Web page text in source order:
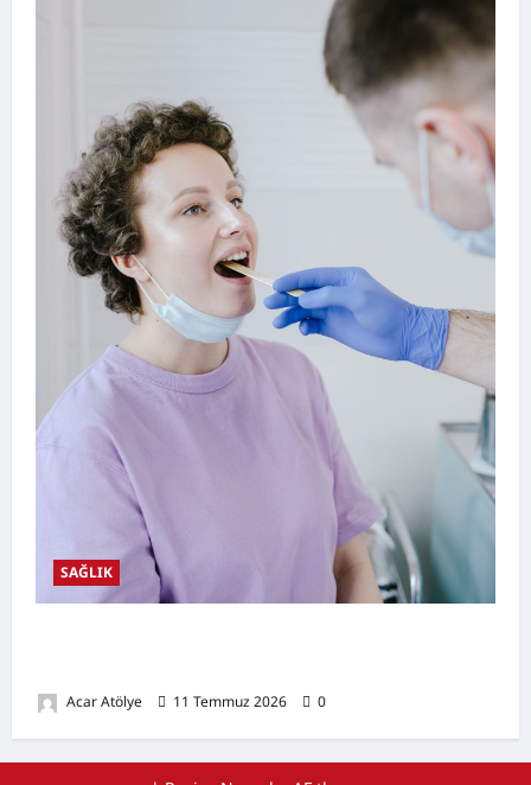
SAĞLIK
Acar Atölye 11 Temmuz 2026 0